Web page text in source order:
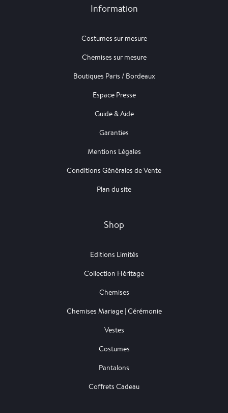
Information
Costumes sur mesure
Chemises sur mesure
Boutiques Paris / Bordeaux
Espace Presse
Guide & Aide
Garanties
Mentions Légales
Conditions Générales de Vente
Plan du site
Shop
Editions Limités
Collection Héritage
Chemises
Chemises Mariage | Cérémonie
Vestes
Costumes
Pantalons
Coffrets Cadeau